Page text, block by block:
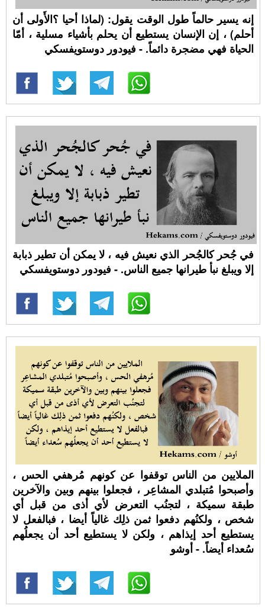
إنه يسير حالماً طول الوقت يقول: (لماذا أحيا ؟الأَولى أن
أحلم) ، إن الإنسان يستطيع أن يحلم بأشياء مسلية ، أمّا
الحياة فهي مضجرة دائماً. - فيودور دوستويفسكي
في جُحر كالجُحر الذي نعيش فيه ، لا يمكن أن تطير ذبابة
إلا ويبلغ نبأ طيرانها جميع الناس. - فيودور دوستويفسكي
الملايين من الناس توقفوا عن كونهم مُرهفي الحس ،
وأصبحوا مُتبلدي المشاعِر ، فجعلوا بينهم وبين والآخرين
طبقة سميكة ، لتجنُب التعرض لأي أذى من قبل أي
شخص ، ولكنُهم دفعوا ثمن ذلِك غالياً أيضا ، فبالفعل لا
يستطيع أحد إيذاهم ، ولكن لا يستطيع أحد أن يجعلُهم
سُعداء أيضاً. - أوشو